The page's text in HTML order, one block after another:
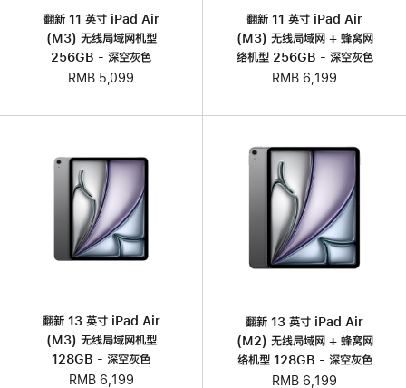
翻新 11 英寸 iPad Air
(M3) 无线局域网机型
256GB - 深空灰色
RMB 5,099
翻新 11 英寸 iPad Air
(M3) 无线局域网 + 蜂窝网
络机型 256GB - 深空灰色
RMB 6,199
翻新 13 英寸 iPad Air
(M3) 无线局域网机型
128GB - 深空灰色
RMB 6,199
翻新 13 英寸 iPad Air
(M2) 无线局域网 + 蜂窝网
络机型 128GB - 深空灰色
RMB 6,199